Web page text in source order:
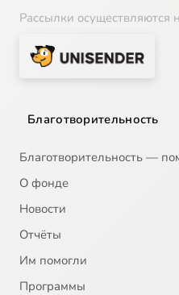
Рассылки осуществляются
Благотворительность
Благотворительность —
О фонде
Новости
Отчёты
Им помогли
Программы